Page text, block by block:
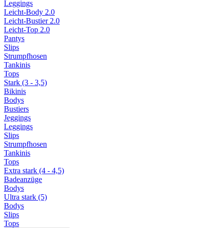
Leggings
Leicht-Body 2.0
Leicht-Bustier 2.0
Leicht-Top 2.0
Pantys
Slips
Strumpfhosen
Tankinis
Tops
Stark (3 - 3,5)
Bikinis
Bodys
Bustiers
Jeggings
Leggings
Slips
Strumpfhosen
Tankinis
Tops
Extra stark (4 - 4,5)
Badeanzüge
Bodys
Ultra stark (5)
Bodys
Slips
Tops